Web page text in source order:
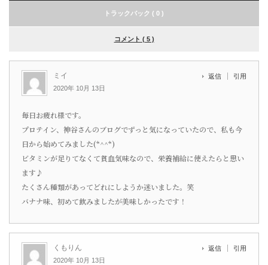
トラックバック ( 0 )
コメント ( 5 )
ミイ
2020年 10月 13日
返信 引用
毎日お疲れ様です。
プロテイン、神谷さんのブログでずっと気になっていたので、私も今
日から始めてみました(*^^*)
ビタミンが足りてなくて貧血気味なので、栄養補給に使えたらと思い
ます♪
たくさん種類があってどれにしようか迷いました。笑
バナナ味、初めて飲みましたが美味しかったです！
くもりん
2020年 10月 13日
返信 引用